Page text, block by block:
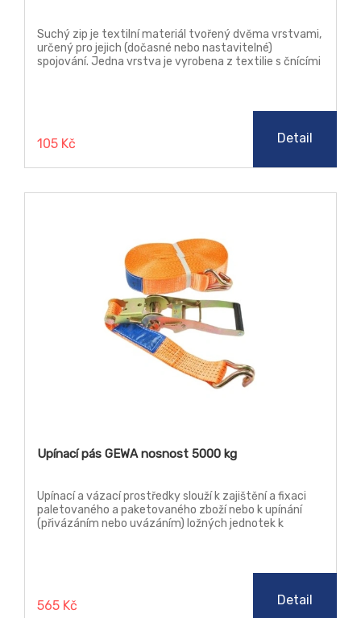
Suchý zip je textilní materiál tvořený dvěma vrstvami,
určený pro jejich (dočasné nebo nastavitelné)
spojování. Jedna vrstva je vyrobena z textilie s čnícími
pevný, neporézní povrch na němž dokáže lepidlo dobře
přilnout. Zip je oblíbený také u krejčích a švadlen před
následné přišití.
105 Kč Detail
Upínací pás GEWA nosnost 5000 kg
Upínací a vázací prostředky slouží k zajištění a fixaci
paletovaného a paketovaného zboží nebo k upínání
(přivázáním nebo uvázáním) ložných jednotek k
565 Kč Detail